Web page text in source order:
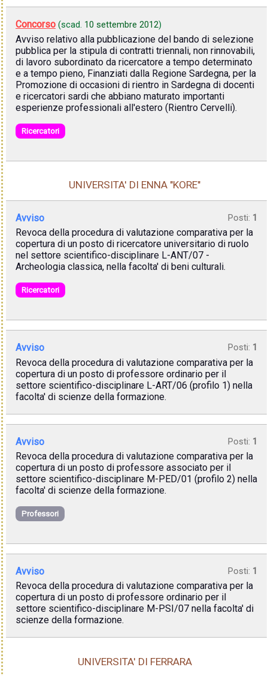
Concorso (scad. 10 settembre 2012)
Avviso relativo alla pubblicazione del bando di selezione
pubblica per la stipula di contratti triennali, non rinnovabili,
di lavoro subordinato da ricercatore a tempo determinato
e a tempo pieno, Finanziati dalla Regione Sardegna, per la
Promozione di occasioni di rientro in Sardegna di docenti
e ricercatori sardi che abbiano maturato importanti
esperienze professionali all'estero (Rientro Cervelli).
Ricercatori
UNIVERSITA' DI ENNA "KORE"
Avviso Posti: 1
Revoca della procedura di valutazione comparativa per la
copertura di un posto di ricercatore universitario di ruolo
nel settore scientifico-disciplinare L-ANT/07 -
Archeologia classica, nella facolta' di beni culturali.
Ricercatori
Avviso Posti: 1
Revoca della procedura di valutazione comparativa per la
copertura di un posto di professore ordinario per il
settore scientifico-disciplinare L-ART/06 (profilo 1) nella
facolta' di scienze della formazione.
Avviso Posti: 1
Revoca della procedura di valutazione comparativa per la
copertura di un posto di professore associato per il
settore scientifico-disciplinare M-PED/01 (profilo 2) nella
facolta' di scienze della formazione.
Professori
Avviso Posti: 1
Revoca della procedura di valutazione comparativa per la
copertura di un posto di professore ordinario per il
settore scientifico-disciplinare M-PSI/07 nella facolta' di
scienze della formazione.
UNIVERSITA' DI FERRARA